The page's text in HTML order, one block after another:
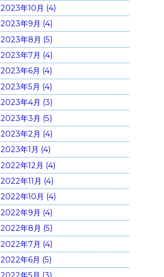
2023年10月 (4)
2023年9月 (4)
2023年8月 (5)
2023年7月 (4)
2023年6月 (4)
2023年5月 (4)
2023年4月 (3)
2023年3月 (5)
2023年2月 (4)
2023年1月 (4)
2022年12月 (4)
2022年11月 (4)
2022年10月 (4)
2022年9月 (4)
2022年8月 (5)
2022年7月 (4)
2022年6月 (5)